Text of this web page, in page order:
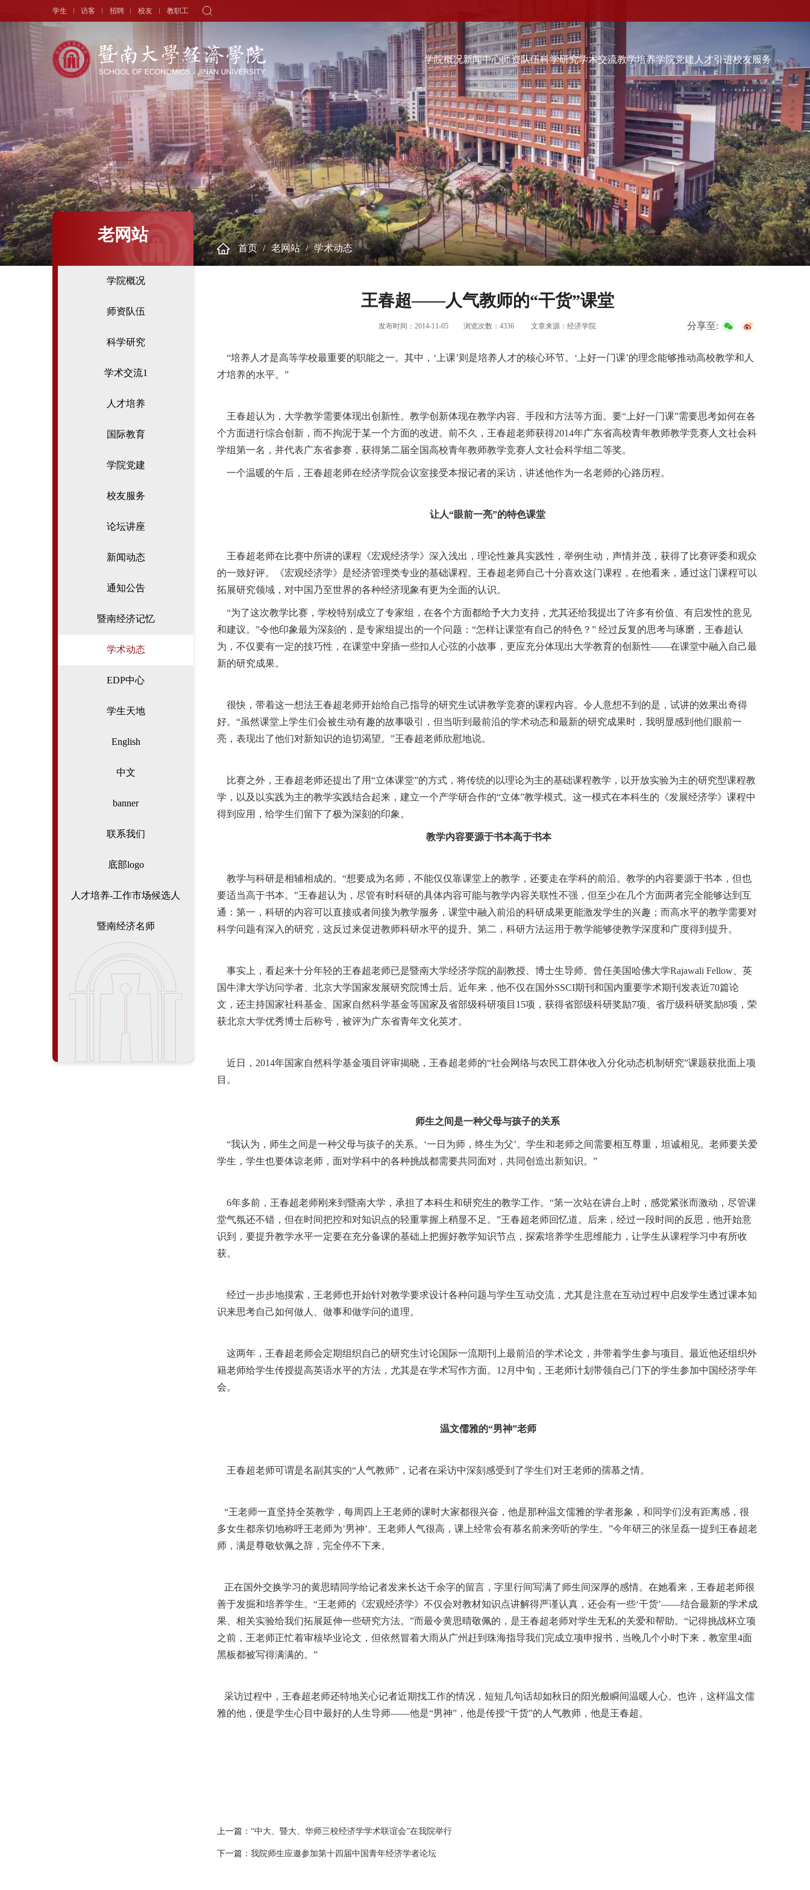
学生 访客 招聘 校友 教职工
学院概况新闻中心师资队伍科学研究学术交流教学培养学院党建 人才引进校友服务
院长寄语
学院简介
历史沿革
现任领导
历任领导
组织机构
新闻中心
头条新闻
学术动态
学生天地
通知公告
学者视角
人物专访
师资队伍
师资力量
专职教师
讲座教授
科学研究
研究成果
课题立项
成果奖励
博士后流动站
学术刊物
经院智库
学术交流
学术会议
学术报告
最新动态
教学培养
本科生
硕士生
博士生
数字经济（非全日制）...
学院党建 人才引进 校友服务
校友会快讯
品牌活动
校友动态
校友组织
老网站
学院概况
师资队伍
科学研究
学术交流1
人才培养
国际教育
学院党建
校友服务
论坛讲座
新闻动态
通知公告
暨南经济记忆
学术动态
EDP中心
学生天地
English
中文
banner
联系我们
底部logo
人才培养-工作市场候选人
暨南经济名师
首页 老网站 学术动态
王春超——人气教师的“干货”课堂
发布时间：2014-11-05 浏览次数： 4336 文章来源：经济学院 分享至:
“培养人才是高等学校最重要的职能之一。其中，‘上课’则是培养人才的核心环节。‘上好一门课’的理念能够推动高校教学和人
才培养的水平。”
王春超认为，大学教学需要体现出创新性。教学创新体现在教学内容、手段和方法等方面。要“上好一门课”需要思考如何在各
个方面进行综合创新，而不拘泥于某一个方面的改进。前不久，王春超老师获得2014年广东省高校青年教师教学竞赛人文社会科
学组第一名，并代表广东省参赛，获得第二届全国高校青年教师教学竞赛人文社会科学组二等奖。
一个温暖的午后，王春超老师在经济学院会议室接受本报记者的采访，讲述他作为一名老师的心路历程。
让人“眼前一亮”的特色课堂
王春超老师在比赛中所讲的课程《宏观经济学》深入浅出，理论性兼具实践性，举例生动，声情并茂，获得了比赛评委和观众
的一致好评。《宏观经济学》是经济管理类专业的基础课程。王春超老师自己十分喜欢这门课程，在他看来，通过这门课程可以
拓展研究领域，对中国乃至世界的各种经济现象有更为全面的认识。
“为了这次教学比赛，学校特别成立了专家组，在各个方面都给予大力支持，尤其还给我提出了许多有价值、有启发性的意见
和建议。”令他印象最为深刻的，是专家组提出的一个问题：“怎样让课堂有自己的特色？” 经过反复的思考与琢磨，王春超认
为，不仅要有一定的技巧性，在课堂中穿插一些扣人心弦的小故事，更应充分体现出大学教育的创新性——在课堂中融入自己最
新的研究成果。
很快，带着这一想法王春超老师开始给自己指导的研究生试讲教学竞赛的课程内容。令人意想不到的是，试讲的效果出奇得
好。“虽然课堂上学生们会被生动有趣的故事吸引，但当听到最前沿的学术动态和最新的研究成果时，我明显感到他们眼前一
亮，表现出了他们对新知识的迫切渴望。”王春超老师欣慰地说。
比赛之外，王春超老师还提出了用“立体课堂”的方式，将传统的以理论为主的基础课程教学，以开放实验为主的研究型课程教
学，以及以实践为主的教学实践结合起来，建立一个产学研合作的“立体”教学模式。这一模式在本科生的《发展经济学》课程中
得到应用，给学生们留下了极为深刻的印象。
教学内容要源于书本高于书本
教学与科研是相辅相成的。“想要成为名师，不能仅仅靠课堂上的教学，还要走在学科的前沿。教学的内容要源于书本，但也
要适当高于书本。”王春超认为，尽管有时科研的具体内容可能与教学内容关联性不强，但至少在几个方面两者完全能够达到互
通：第一，科研的内容可以直接或者间接为教学服务，课堂中融入前沿的科研成果更能激发学生的兴趣；而高水平的教学需要对
科学问题有深入的研究，这反过来促进教师科研水平的提升。第二，科研方法运用于教学能够使教学深度和广度得到提升。
事实上，看起来十分年轻的王春超老师已是暨南大学经济学院的副教授、博士生导师。曾任美国哈佛大学Rajawali Fellow、英
国牛津大学访问学者、北京大学国家发展研究院博士后。近年来，他不仅在国外SSCI期刊和国内重要学术期刊发表近70篇论
文，还主持国家社科基金、国家自然科学基金等国家及省部级科研项目15项，获得省部级科研奖励7项、省厅级科研奖励8项，荣
获北京大学优秀博士后称号，被评为广东省青年文化英才。
近日，2014年国家自然科学基金项目评审揭晓，王春超老师的“社会网络与农民工群体收入分化动态机制研究”课题获批面上项
目。
师生之间是一种父母与孩子的关系
“我认为，师生之间是一种父母与孩子的关系。‘一日为师，终生为父’。学生和老师之间需要相互尊重，坦诚相见。老师要关爱
学生，学生也要体谅老师，面对学科中的各种挑战都需要共同面对，共同创造出新知识。”
6年多前，王春超老师刚来到暨南大学，承担了本科生和研究生的教学工作。“第一次站在讲台上时，感觉紧张而激动，尽管课
堂气氛还不错，但在时间把控和对知识点的轻重掌握上稍显不足。”王春超老师回忆道。后来，经过一段时间的反思，他开始意
识到，要提升教学水平一定要在充分备课的基础上把握好教学知识节点，探索培养学生思维能力，让学生从课程学习中有所收
获。
经过一步步地摸索，王老师也开始针对教学要求设计各种问题与学生互动交流，尤其是注意在互动过程中启发学生透过课本知
识来思考自己如何做人、做事和做学问的道理。
这两年，王春超老师会定期组织自己的研究生讨论国际一流期刊上最前沿的学术论文，并带着学生参与项目。最近他还组织外
籍老师给学生传授提高英语水平的方法，尤其是在学术写作方面。12月中旬，王老师计划带领自己门下的学生参加中国经济学年
会。
温文儒雅的“男神”老师
王春超老师可谓是名副其实的“人气教师”，记者在采访中深刻感受到了学生们对王老师的孺慕之情。
“王老师一直坚持全英教学，每周四上王老师的课时大家都很兴奋，他是那种温文儒雅的学者形象，和同学们没有距离感，很
多女生都亲切地称呼王老师为’男神’。王老师人气很高，课上经常会有慕名前来旁听的学生。”今年研三的张呈磊一提到王春超老
师，满是尊敬钦佩之辞，完全停不下来。
正在国外交换学习的黄思晴同学给记者发来长达千余字的留言，字里行间写满了师生间深厚的感情。在她看来，王春超老师很
善于发掘和培养学生。“王老师的《宏观经济学》不仅会对教材知识点讲解得严谨认真，还会有一些‘干货’——结合最新的学术成
果、相关实验给我们拓展延伸一些研究方法。”而最令黄思晴敬佩的，是王春超老师对学生无私的关爱和帮助。“记得挑战杯立项
之前，王老师正忙着审核毕业论文，但依然冒着大雨从广州赶到珠海指导我们完成立项申报书，当晚几个小时下来，教室里4面
黑板都被写得满满的。”
采访过程中，王春超老师还特地关心记者近期找工作的情况，短短几句话却如秋日的阳光般瞬间温暖人心。也许，这样温文儒
雅的他，便是学生心目中最好的人生导师——他是“男神”，他是传授“干货”的人气教师，他是王春超。
上一篇： “中大、暨大、华师三校经济学学术联谊会”在我院举行
下一篇： 我院师生应邀参加第十四届中国青年经济学者论坛